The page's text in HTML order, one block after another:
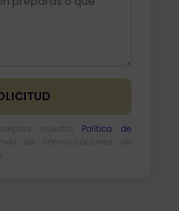
Política de